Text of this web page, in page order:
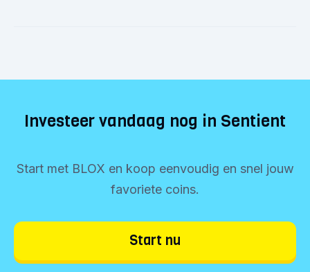
Investeer vandaag nog in Sentient
Start met BLOX en koop eenvoudig en snel jouw
favoriete coins.
Start nu